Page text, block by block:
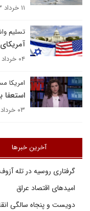
۱۱ خرداد ۱۴۰۳
تسلیم
۰۴ خرداد ۱۴۰۳
امریکا
۰۳ خرداد ۱۴۰۳
آخرین خبرها
گرفتاری روسیه در تله
امیدهای اقتصاد عراق
دویست و پنجاه سالگی